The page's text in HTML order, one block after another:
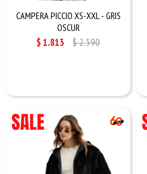
CAMPERA PICCIO XS-XXL - GRIS
OSCUR
$1.813 $2.590